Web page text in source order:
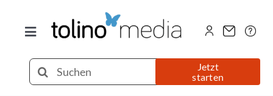
Inhalt
Toggle
Selfpublishing
Suche
nach:
Jetzt
starten